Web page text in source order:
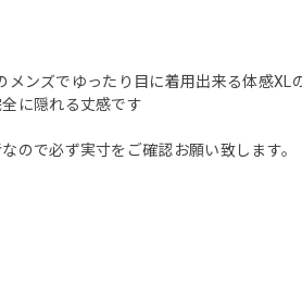
メンズでゆったり目に着用出来る体感XL
に隠れる丈感です
ので必ず実寸をご確認お願い致します。